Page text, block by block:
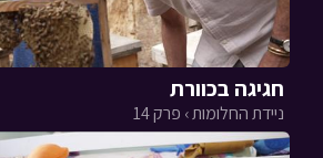
חגיגה בכוורת
ניידת החלומות › פרק 14